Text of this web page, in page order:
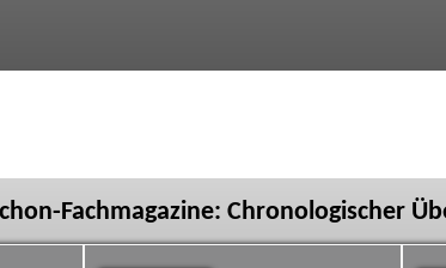
Fachmagazine: Chronologischer